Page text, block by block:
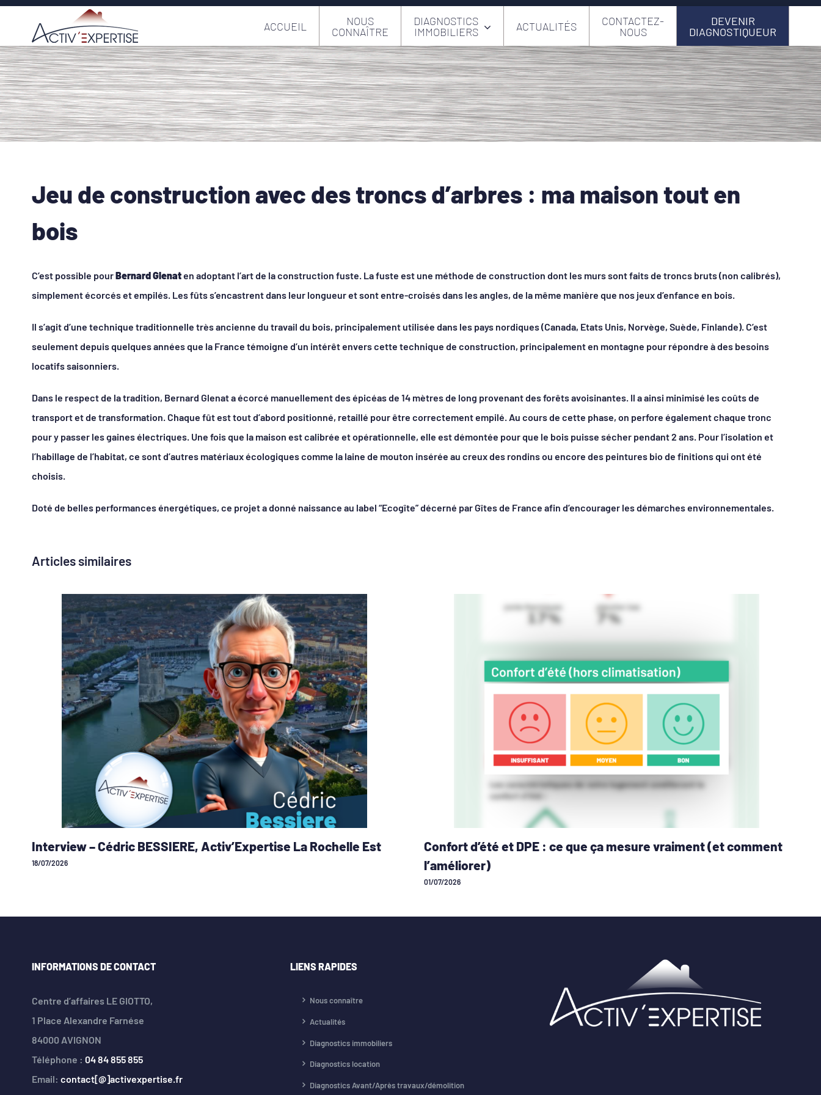
Passer
contenu
ACCUEIL
NOUS
CONNAÎTRE
DIAGNOSTICS
IMMOBILIERS
ACTUALITÉS
CONTACTEZ-
NOUS
DEVENIR
DIAGNOSTIQUEUR
Jeu de construction avec des troncs d’arbres : ma maison tout en
bois
C’est possible pourBernard Glenaten adoptant l’art de la construction fuste. La fuste est une méthode de construction dont les murs sont faits de troncs bruts (non calibrés),
simplement écorcés et empilés. Les fûts s’encastrent dans leur longueur et sont entre-croisés dans les angles, de la même manière que nos jeux d’enfance en bois.
Il s’agit d’une technique traditionnelle très ancienne du travail du bois, principalement utilisée dans les pays nordiques (Canada, Etats Unis, Norvège, Suède, Finlande). C’est
seulement depuis quelques années que la France témoigne d’un intérêt envers cette technique de construction, principalement en montagne pour répondre à des besoins
locatifs saisonniers.
Dans le respect de la tradition, Bernard Glenat a écorcé manuellement des épicéas de 14 mètres de long provenant des forêts avoisinantes. Il a ainsi minimisé les coûts de
transport et de transformation. Chaque fût est tout d’abord positionné, retaillé pour être correctement empilé. Au cours de cette phase, on perfore également chaque tronc
pour y passer les gaines électriques. Une fois que la maison est calibrée et opérationnelle, elle est démontée pour que le bois puisse sécher pendant 2 ans. Pour l’isolation et
l’habillage de l’habitat, ce sont d’autres matériaux écologiques comme la laine de mouton insérée au creux des rondins ou encore des peintures bio de finitions qui ont été
choisis.
Doté de belles performances énergétiques, ce projet a donné naissance au label “Ecogîte” décerné par Gîtes de France afin d’encourager les démarches environnementales.
Articles similaires
Interview – Cédric BESSIERE, Activ’Expertise La Rochelle Est
18/07/2026
Confort d’été et DPE : ce que ça mesure vraiment (et comment
l’améliorer)
01/07/2026
INFORMATIONS DE CONTACT
Centre d’affaires LE GIOTTO,
1 Place Alexandre Farnése
84000 AVIGNON
Téléphone : 04 84 855 855
Email: contact[@]activexpertise.fr
LIENS RAPIDES
Nous connaître
Actualités
Diagnostics immobiliers
Diagnostics location
Diagnostics Avant/Après travaux/démolition